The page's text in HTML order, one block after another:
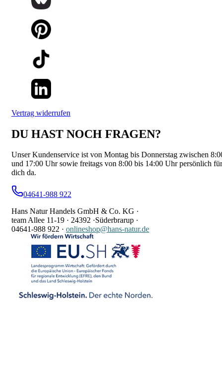
Vertrag widerrufen
DU HAST NOCH FRAGEN?
Unser Kundenservice ist von Montag bis Donnerstag zwischen
und 17:00 Uhr sowie freitags von 8:00 bis 14:00 Uhr persönlich für
dich da.
04641-988 922
Hans Natur Handels GmbH & Co. KG ·
team Allee 11-19 · 24392 ·Süderbrarup ·
04641-988 922 · onlineshop@hans-natur.de